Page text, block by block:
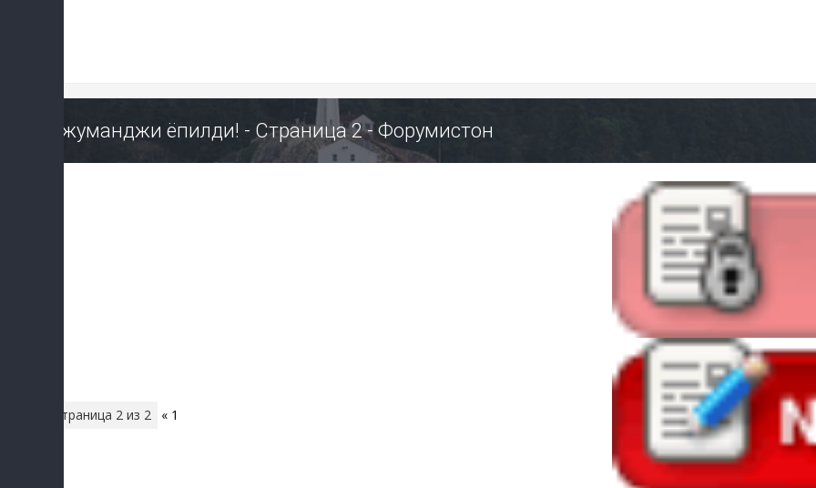
Джуманджи ёпилди! - Страница 2 - Форумистон
Страница 2 из 2 « 1